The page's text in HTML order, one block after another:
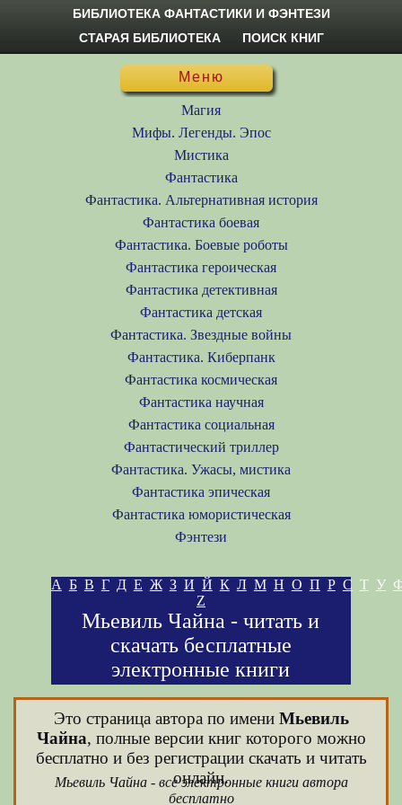
БИБЛИОТЕКА ФАНТАСТИКИ И ФЭНТЕЗИ
СТАРАЯ БИБЛИОТЕКА
ПОИСК КНИГ
Меню
Магия
Мифы. Легенды. Эпос
Мистика
Фантастика
Фантастика. Альтернативная история
Фантастика боевая
Фантастика. Боевые роботы
Фантастика героическая
Фантастика детективная
Фантастика детская
Фантастика. Звездные войны
Фантастика. Киберпанк
Фантастика космическая
Фантастика научная
Фантастика социальная
Фантастический триллер
Фантастика. Ужасы, мистика
Фантастика эпическая
Фантастика юмористическая
Фэнтези
А Б В Г Д Е Ж З И Й К Л М Н О П Р С Т У
Z
Мьевиль Чайна - читать и
скачать бесплатные
электронные книги
Это страница автора по имени Мьевиль
Чайна, полные версии книг которого можно
бесплатно и без регистрации скачать и читать
онлайн.
Мьевиль Чайна - все электронные книги автора
бесплатно